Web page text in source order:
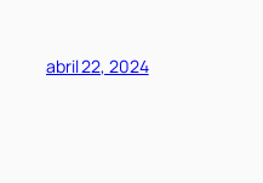
abril 22, 2024